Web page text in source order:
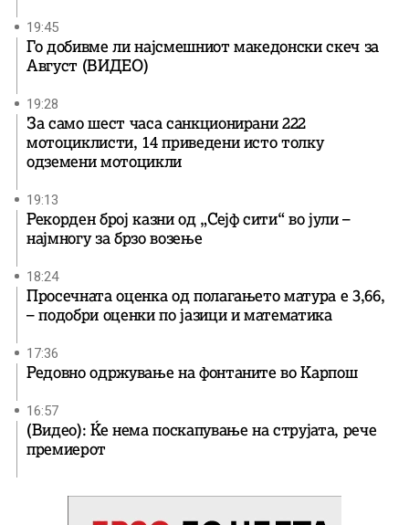
19:45
Го добивме ли најсмешниот македонски скеч за
Август (ВИДЕО)
19:28
За само шест часа санкционирани 222
мотоциклисти, 14 приведени исто толку
одземени мотоцикли
19:13
Рекорден број казни од „Сејф сити“ во јули –
најмногу за брзо возење
18:24
Просечната оценка од полагањето матура е 3,66,
– подобри оценки по јазици и математика
17:36
Редовно одржување на фонтаните во Карпош
16:57
(Видео): Ќе нема поскапување на струјата, рече
премиерот